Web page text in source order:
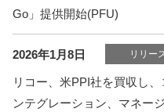
Go」提供開始(PFU)
2026年1月8日 リリー
リコー、米PPI社を買収し
ンテグレーション、マネー